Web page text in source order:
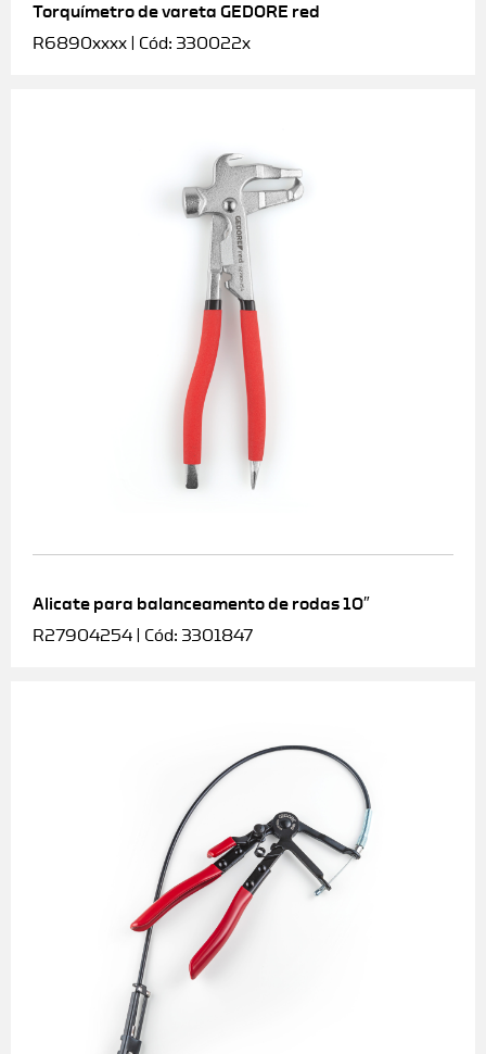
Torquímetro de vareta GEDORE red
R6890xxxx | Cód: 330022x
Alicate para balanceamento de rodas 10″
R27904254 | Cód: 3301847